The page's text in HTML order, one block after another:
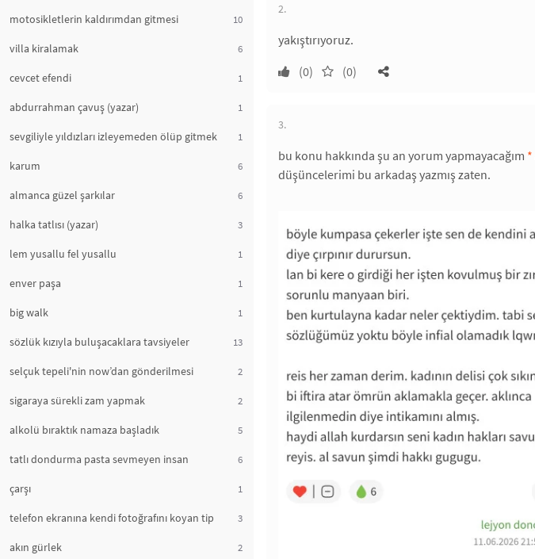
motosikletlerin kaldırımdan gitmesi 10
villa kiralamak 6
cevcet efendi 1
abdurrahman çavuş (yazar) 1
sevgiliyle yıldızları izleyemeden ölüp gitmek 1
karum 6
almanca güzel şarkılar 6
halka tatlısı (yazar) 3
lem yusallu fel yusallu 1
enver paşa 1
big walk 1
sözlük kızıyla buluşacaklara tavsiyeler 13
selçuk tepeli'nin now’dan gönderilmesi 2
sigaraya sürekli zam yapmak 2
alkolü bıraktık namaza başladık 5
tatlı dondurma pasta sevmeyen insan 6
çarşı 1
telefon ekranına kendi fotoğrafını koyan tip 3
akın gürlek 2
2.
yakıştırıyoruz.
(0)
(0)
3.
bu konu hakkında şu an yorum yapmayacağım *
düşüncelerimi bu arkadaş yazmış zaten.